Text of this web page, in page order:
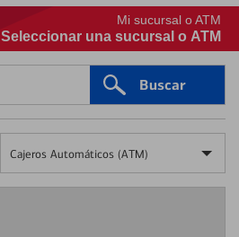
Mi sucursal o ATM
Seleccionar una sucursal o ATM
Buscar
Cajeros Automáticos (ATM)